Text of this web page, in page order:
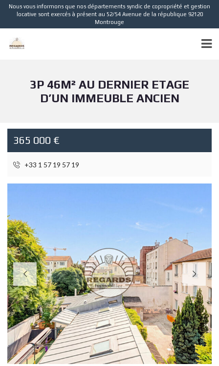
Nous vous informons que nos départements syndic de copropriété et gestion
locative sont exercés à présent au 52/54 Avenue de la république 92120
Montrouge
3P 46M² AU DERNIER ETAGE
D’UN IMMEUBLE ANCIEN
365 000 €
+33 1 57 19 57 19